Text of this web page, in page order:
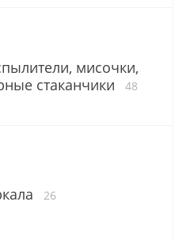
мисочки,
стаканчики
48
26